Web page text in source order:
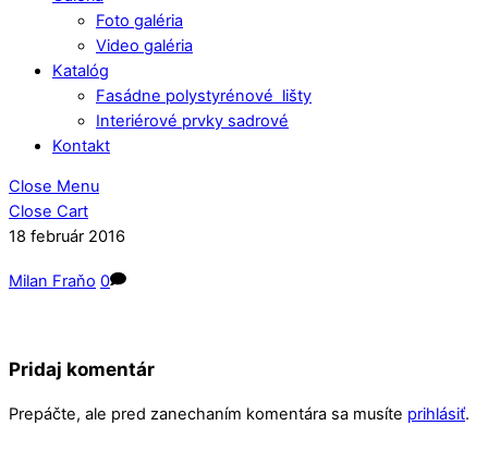
Foto galéria
Video galéria
Katalóg
Fasádne polystyrénové lišty
Interiérové prvky sadrové
Kontakt
Close Menu
Close Cart
18 február 2016
Milan Fraňo 0
Pridaj komentár
Prepáčte, ale pred zanechaním komentára sa musíte prihlásiť.